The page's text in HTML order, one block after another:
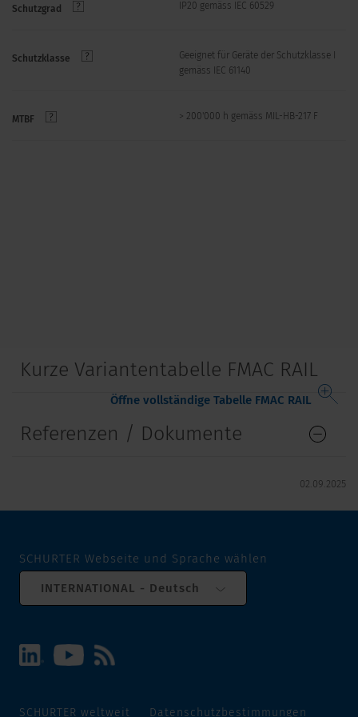
Schutzgrad IP20 gemäss IEC 60529
Schutzklasse
Geeignet für Geräte der Schutzklasse I
gemäss IEC 61140
MTBF > 200'000 h gemäss MIL-HB-217 F
Kurze Variantentabelle FMAC RAIL
Öffne vollständige Tabelle FMAC RAIL
Referenzen / Dokumente
02.09.2025
SCHURTER Webseite und Sprache wählen
INTERNATIONAL - Deutsch
SCHURTER weltweit Datenschutzbestimmungen